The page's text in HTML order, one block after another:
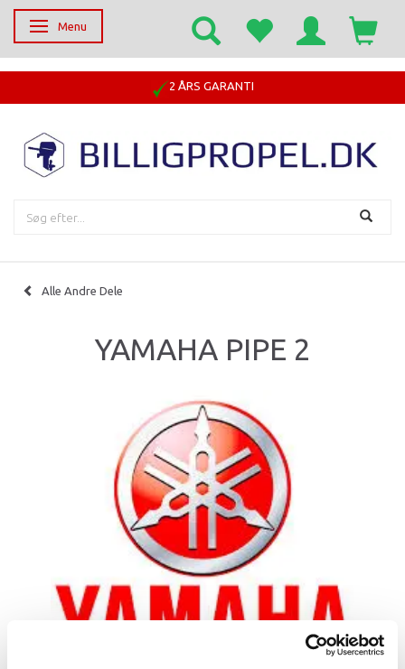
Skifte navigation
Menu
2 ÅRS GARANTI
Alle Andre Dele
YAMAHA PIPE 2